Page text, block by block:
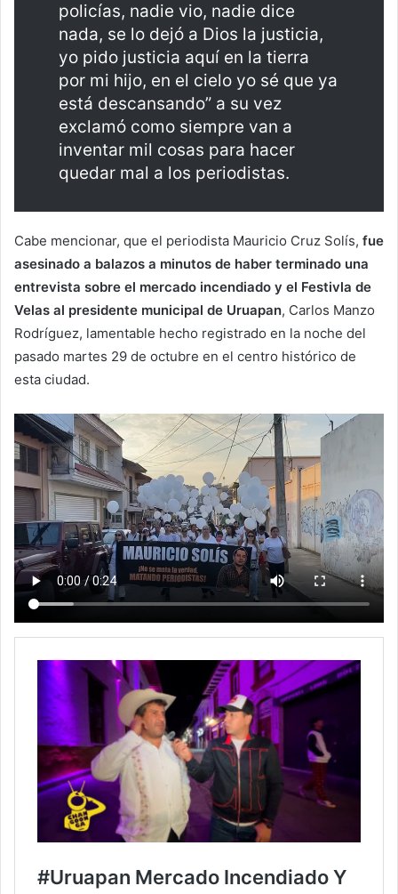
policías, nadie vio, nadie dice
nada, se lo dejó a Dios la justicia,
yo pido justicia aquí en la tierra
por mi hijo, en el cielo yo sé que ya
está descansando” a su vez
exclamó como siempre van a
inventar mil cosas para hacer
quedar mal a los periodistas.
Cabe mencionar, que el periodista Mauricio Cruz Solís, fue
asesinado a balazos a minutos de haber terminado una
entrevista sobre el mercado incendiado y el Festivla de
Velas al presidente municipal de Uruapan, Carlos Manzo
Rodríguez, lamentable hecho registrado en la noche del
pasado martes 29 de octubre en el centro histórico de
esta ciudad.